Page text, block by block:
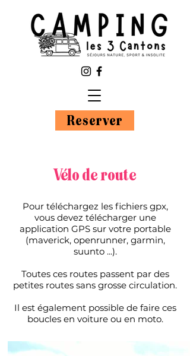
Reserver
Vélo de route
Pour téléchargez les fichiers gpx,
vous devez télécharger une
application GPS sur votre portable
(maverick, openrunner, garmin,
suunto ...).
Toutes ces routes passent par des
petites routes sans grosse circulation.
Il est également possible de faire ces
boucles en voiture ou en moto.